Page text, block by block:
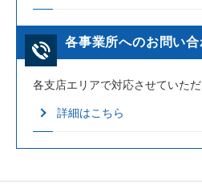
各事業所へのお問い合
各支店エリアで対応させていただ
詳細はこちら